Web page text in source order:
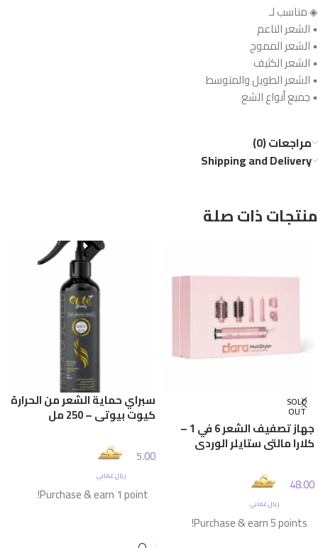
◈ مناسب لـ
• الشعر الناعم
• الشعر المموج
• الشعر الكثيف
• الشعر الطويل والمتوسط
• جميع أنواع الشع
مراجعات (0)
Shipping and Delivery
منتجات ذات صلة
SOLD
OUT
جهاز تصفيف الشعر 6 في 1 –
كلارا مالتي ستايلر الوردي
48.00
ريال عماني
Purchase & earn 5 points!
سبراي حماية الشعر من الحرارة
كيوت بيوتي – 250 مل
5.00
ريال عماني
Purchase & earn 1 point!